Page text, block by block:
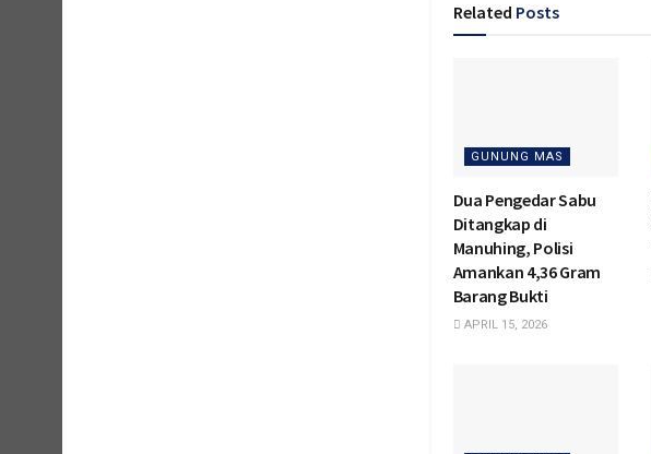
Related Posts
GUNUNG MAS
Dua Pengedar Sabu
Ditangkap di
Manuhing, Polisi
Amankan 4,36 Gram
Barang Bukti
APRIL 15, 2026